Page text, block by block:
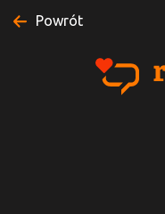
Powrót